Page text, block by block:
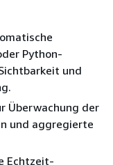
Python-
und
Überwachung der
und aggregierte
Echtzeit-